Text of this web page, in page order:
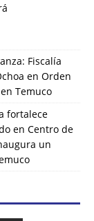
Fiscalía
en Orden
Temuco
fortalece
en Centro de
un